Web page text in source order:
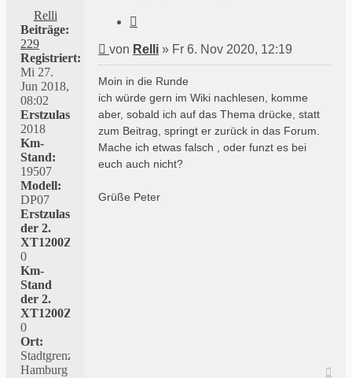
Relli
Beiträge:
229
Registriert:
Mi 27.
Jun 2018,
08:02
Erstzulassung:
2018
Km-
Stand:
19507
Modell:
DP07
Erstzulassung
der 2.
XT1200Z:
0
Km-
Stand
der 2.
XT1200Z:
0
Ort:
Stadtgrenze
Hamburg
Beitrag
von Relli » Fr 6. Nov 2020, 12:19
Moin in die Runde
ich würde gern im Wiki nachlesen, komme
aber, sobald ich auf das Thema drücke, statt
zum Beitrag, springt er zurück in das Forum.
Mache ich etwas falsch , oder funzt es bei
euch auch nicht?
Grüße Peter